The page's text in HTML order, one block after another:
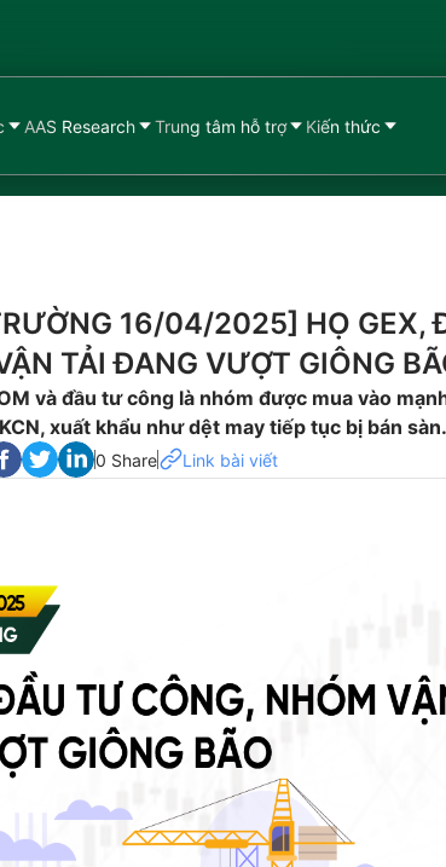
AAS Research Trung tâm hỗ trợ Kiến thức
16/04/2025] HỌ GEX,
TẢI ĐANG VƯỢT GIÔNG
và đầu tư công là nhóm được mua vào
xuất khẩu như dệt may tiếp tục bị bán sàn.
0 Share Link bài viết